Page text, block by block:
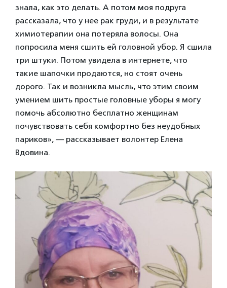
знала, как это делать. А потом моя подруга
рассказала, что у нее рак груди, и в результате
химиотерапии она потеряла волосы. Она
попросила меня сшить ей головной убор. Я сшила
три штуки. Потом увидела в интернете, что
такие шапочки продаются, но стоят очень
дорого. Так и возникла мысль, что этим своим
умением шить простые головные уборы я могу
помочь абсолютно бесплатно женщинам
почувствовать себя комфортно без неудобных
париков», — рассказывает волонтер Елена
Вдовина.